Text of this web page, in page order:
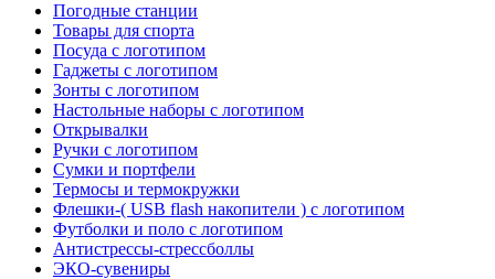
Погодные станции
Товары для спорта
Посуда с логотипом
Гаджеты с логотипом
Зонты с логотипом
Настольные наборы с логотипом
Открывалки
Ручки с логотипом
Сумки и портфели
Термосы и термокружки
Флешки-( USB flash накопители ) с логотипом
Футболки и поло с логотипом
Антистрессы-стрессболлы
ЭКО-сувениры